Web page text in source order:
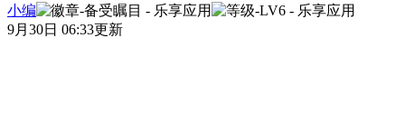
小编
9月30日 06:33更新